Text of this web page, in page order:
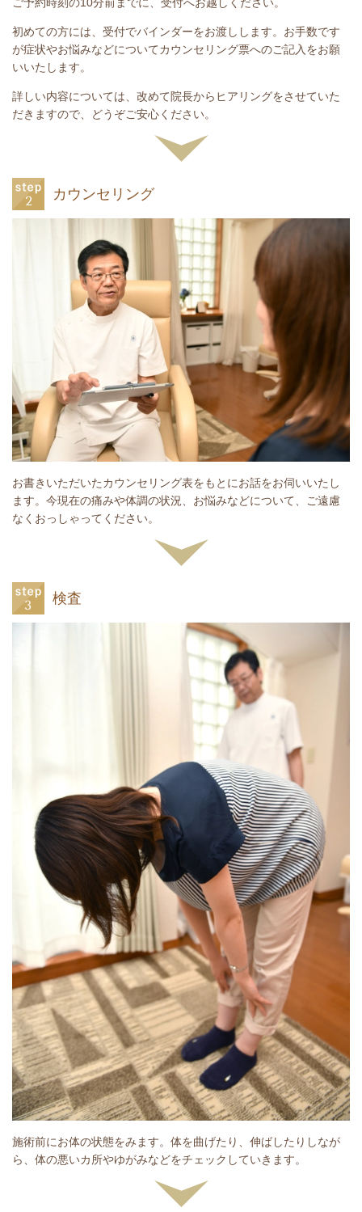
初めての方には、受付でバインダーをお渡しします。お手数です
が症状やお悩みなどについてカウンセリング票へのご記入をお願
いいたします。
詳しい内容については、改めて院長からヒアリングをさせていた
だきますので、どうぞご安心ください。
カウンセリング
お書きいただいたカウンセリング表をもとにお話をお伺いいたし
ます。今現在の痛みや体調の状況、お悩みなどについて、ご遠慮
なくおっしゃってください。
検査
施術前にお体の状態をみます。体を曲げたり、伸ばしたりしなが
ら、体の悪いカ所やゆがみなどをチェックしていきます。